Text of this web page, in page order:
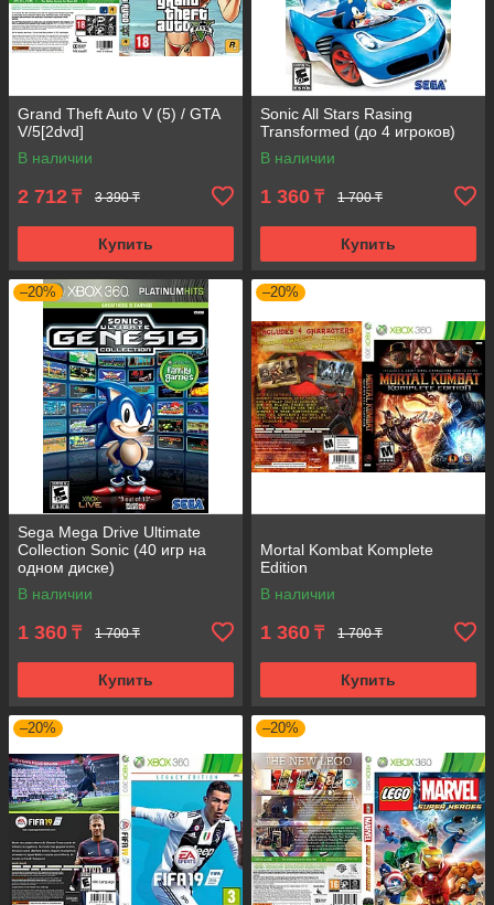
Grand Theft Auto V (5) / GTA
V/5[2dvd]
В наличии
2 712 ₸ 3 390 ₸
Купить
Sonic All Stars Rasing
Transformed (до 4 игроков)
В наличии
1 360 ₸ 1 700 ₸
Купить
–20%
Sega Mega Drive Ultimate
Collection Sonic (40 игр на
одном диске)
В наличии
1 360 ₸ 1 700 ₸
Купить
–20%
Mortal Kombat Komplete
Edition
В наличии
1 360 ₸ 1 700 ₸
Купить
–20% –20%